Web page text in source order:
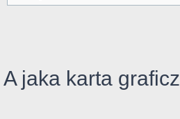
A jaka karta